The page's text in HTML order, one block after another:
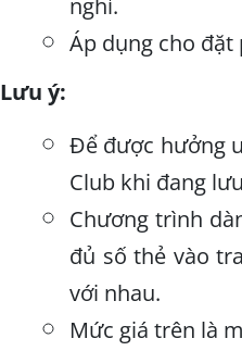
nghỉ.
Áp dụng cho
Lưu ý:
Để được hưởng
Club khi đang
Chương trình
đủ số thẻ vào
với nhau.
Mức giá trên là